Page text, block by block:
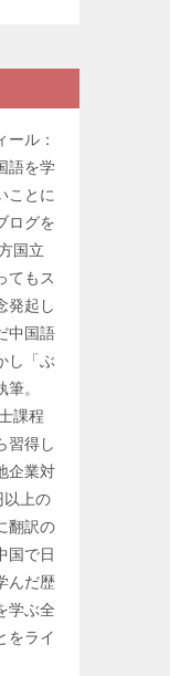
ル：
語を学
ことに
ログを
国立
てもス
発起し
中国語
し「ぶ
。
課程
習得し
企業対
以上の
翻訳の
国で日
んだ歴
学ぶ全
をライ